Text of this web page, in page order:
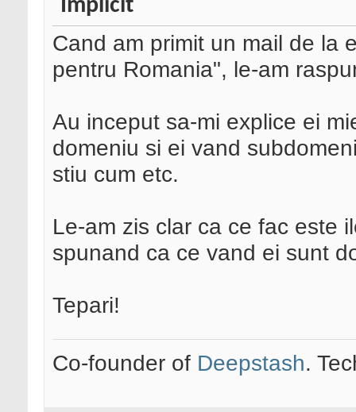
Cand am primit un mail de la
pentru Romania", le-am
Au inceput sa-mi explice ei
domeniu si ei vand
stiu cum etc.
Le-am zis clar ca ce fac este
spunand ca ce vand ei sunt
Tepari!
Co-founder of Deepstash.